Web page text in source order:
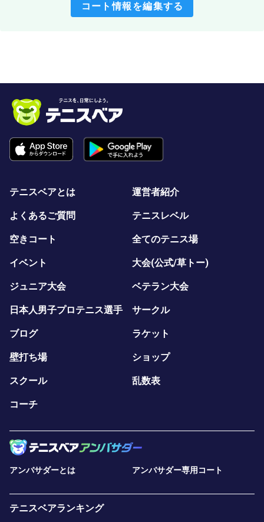
コート情報を編集する
テニスベアとは 運営者紹介
よくあるご質問 テニスレベル
空きコート 全てのテニス場
イベント 大会(公式/草トー)
ジュニア大会 ベテラン大会
日本人男子プロテニス選手 サークル
ブログ ラケット
壁打ち場 ショップ
スクール 乱数表
コーチ
アンバサダーとは アンバサダー専用コート
テニスベアランキング